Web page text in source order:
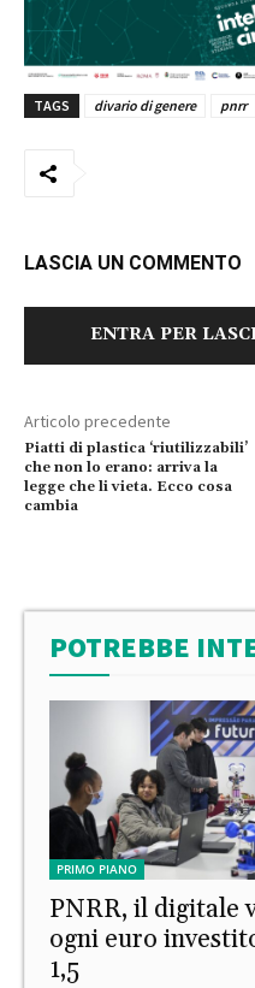
TAGS divario di genere pnrr
LASCIA UN COMMENTO
ENTRA PER
Articolo precedente
Piatti di plastica ‘riutilizzabili’
che non lo erano: arriva la
legge che li vieta. Ecco cosa
cambia
POTREBBE
PRIMO PIANO
PNRR, il digitale
ogni euro
1,5